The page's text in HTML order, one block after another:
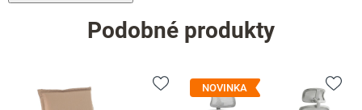
Podobné produkty
NOVINKA